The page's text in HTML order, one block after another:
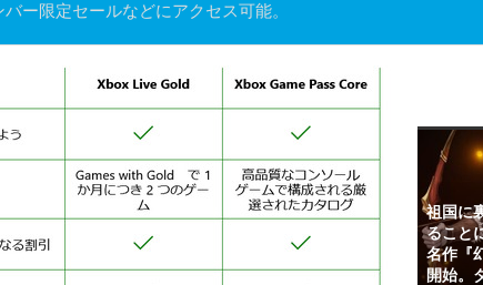
ー限定セールなどにアクセス可能。
祖国に
ること
名作『
開始。